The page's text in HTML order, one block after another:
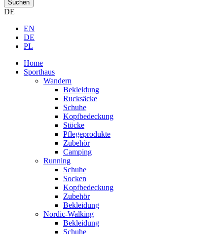
Suchen
DE
EN
DE
PL
Home
Sporthaus
Wandern
Bekleidung
Rucksäcke
Schuhe
Kopfbedeckung
Stöcke
Pflegeprodukte
Zubehör
Camping
Running
Schuhe
Socken
Kopfbedeckung
Zubehör
Bekleidung
Nordic-Walking
Bekleidung
Schuhe